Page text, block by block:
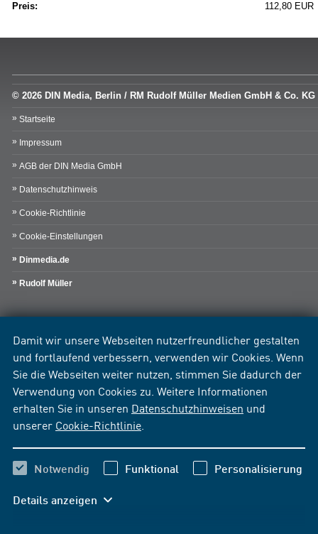
Damit wir unsere Webseiten nutzerfreundlicher gestalten
und fortlaufend verbessern, verwenden wir Cookies. Wenn
Sie die Webseiten weiter nutzen, stimmen Sie dadurch der
Verwendung von Cookies zu. Weitere Informationen
erhalten Sie in unseren Datenschutzhinweisen und
unserer Cookie-Richtlinie
Notwendig Funktional Personalisierung
Details anzeigen
Preis:
112,80 EUR
© 2026 DIN Media, Berlin / RM Rudolf Müller Medien GmbH & Co. KG
Startseite
Impressum
AGB der DIN Media GmbH
Datenschutzhinweis
Cookie-Richtlinie
Cookie-Einstellungen
Dinmedia.de
Rudolf Müller